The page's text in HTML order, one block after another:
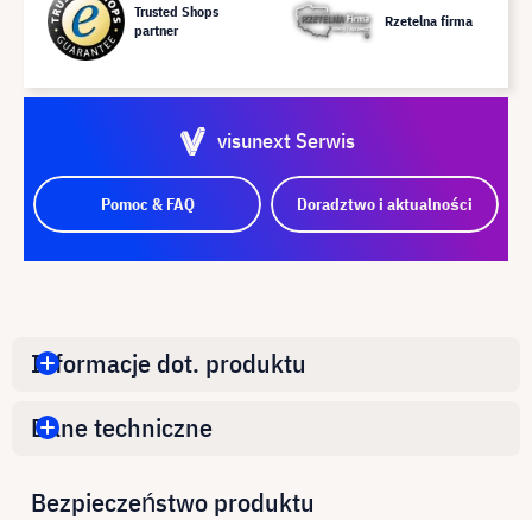
Trusted Shops
partner
Rzetelna firma
visunext Serwis
Pomoc & FAQ Doradztwo i aktualności
Informacje dot. produktu
Dane techniczne
Bezpieczeństwo produktu